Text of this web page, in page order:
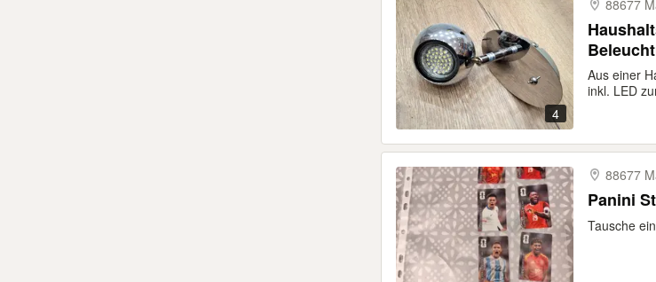
4
88677
Aus einer
inkl. LED
88677
Panini
Tausche